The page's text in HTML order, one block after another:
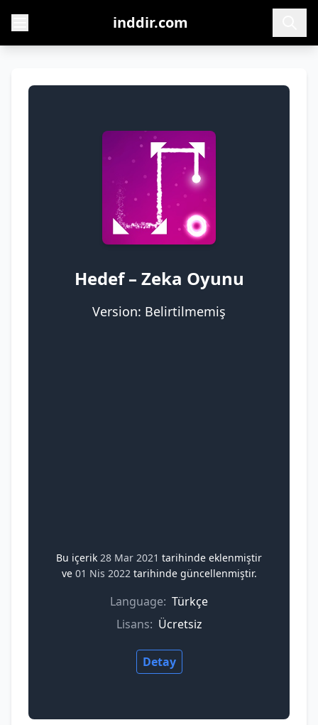
inddir.com
Hedef – Zeka Oyunu
Version: Belirtilmemiş
Bu içerik 28 Mar 2021 tarihinde eklenmiştir
ve 01 Nis 2022 tarihinde güncellenmiştir.
Language: Türkçe
Lisans: Ücretsiz
Detay